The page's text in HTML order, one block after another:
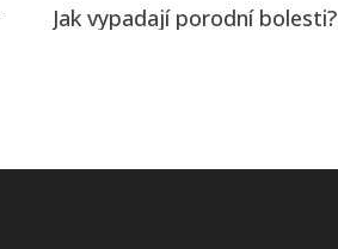
Jak vypadají porodní bolesti?